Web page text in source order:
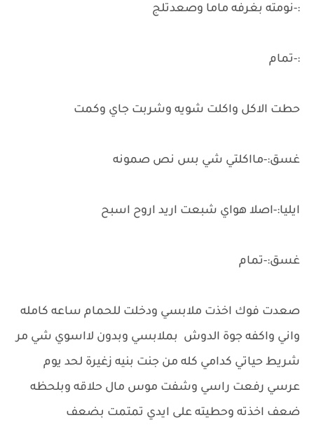
:-نومته بغرفه ماما وصعدتلج
:-تمام
حطت الاكل واكلت شويه وشربت جاي وكمت
غسق:-مااكلتي شي بس نص صمونه
ايليا:-اصلا هواي شبعت اريد اروح اسبح
غسق:-تمام
صعدت فوك اخذت ملابسي ودخلت للحمام ساعه كامله
واني واكفه جوة الدوش بملابسي وبدون لااسوي شي مر
شريط حياتي كدامي كله من جنت بنيه زغيرة لحد يوم
عرسي رفعت راسي وشفت موس مال حلاقه وبلحظه
ضعف اخذته وحطيته على ايدي تمتمت بضعف